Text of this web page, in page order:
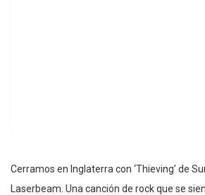
Cerramos en Inglaterra con ‘Thieving’ de
Laserbeam. Una canción de rock que se